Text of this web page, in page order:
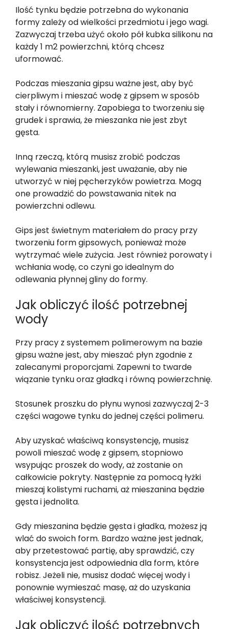
Ilość tynku będzie potrzebna do wykonania
formy zależy od wielkości przedmiotu i jego wagi.
Zazwyczaj trzeba użyć około pół kubka silikonu na
każdy 1 m2 powierzchni, którą chcesz
uformować.
Podczas mieszania gipsu ważne jest, aby być
cierpliwym i mieszać wodę z gipsem w sposób
stały i równomierny. Zapobiega to tworzeniu się
grudek i sprawia, że mieszanka nie jest zbyt
gęsta.
Inną rzeczą, którą musisz zrobić podczas
wylewania mieszanki, jest uważanie, aby nie
utworzyć w niej pęcherzyków powietrza. Mogą
one prowadzić do powstawania nitek na
powierzchni odlewu.
Gips jest świetnym materiałem do pracy przy
tworzeniu form gipsowych, ponieważ może
wytrzymać wiele zużycia. Jest również porowaty i
wchłania wodę, co czyni go idealnym do
odlewania płynnej gliny do formy.
Jak obliczyć ilość potrzebnej
wody
Przy pracy z systemem polimerowym na bazie
gipsu ważne jest, aby mieszać płyn zgodnie z
zalecanymi proporcjami. Zapewni to twarde
wiązanie tynku oraz gładką i równą powierzchnię.
Stosunek proszku do płynu wynosi zazwyczaj 2-3
części wagowe tynku do jednej części polimeru.
Aby uzyskać właściwą konsystencję, musisz
powoli mieszać wodę z gipsem, stopniowo
wsypując proszek do wody, aż zostanie on
całkowicie pokryty. Następnie za pomocą łyżki
mieszaj kolistymi ruchami, aż mieszanina będzie
gęsta i jednolita.
Gdy mieszanina będzie gęsta i gładka, możesz ją
wlać do swoich form. Bardzo ważne jest jednak,
aby przetestować partię, aby sprawdzić, czy
konsystencja jest odpowiednia dla form, które
robisz. Jeżeli nie, musisz dodać więcej wody i
ponownie wymieszać masę, aż do uzyskania
właściwej konsystencji.
Jak obliczyć ilość potrzebnych